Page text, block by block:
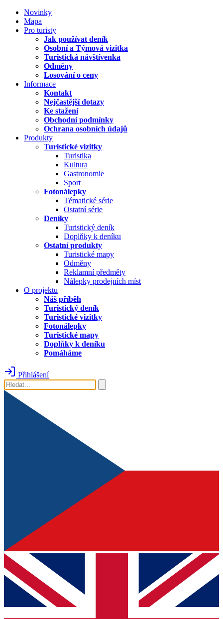
Novinky
Mapa
Pro turisty
Jak používat deník
Osobní a Týmová vizitka
Turistická návštívenka
Odměny
Losování o ceny
Informace
Kontakt
Nejčastější dotazy
Ke stažení
Obchodní podmínky
Ochrana osobních údajů
Produkty
Turistické vizitky
Turistika
Kultura
Gastronomie
Sport
Fotonálepky
Tématické série
Ostatní série
Deníky
Turistický deník
Doplňky k deníku
Ostatní produkty
Turistické mapy
Odměny
Reklamní předměty
Nálepky prodejních míst
O projektu
Náš příběh
Turistický deník
Turistické vizitky
Fotonálepky
Turistické mapy
Doplňky k deníku
Pomáháme
Přihlášení